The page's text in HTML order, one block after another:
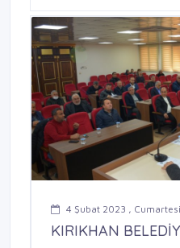
4 Şubat 2023 ,
KIRIKHAN